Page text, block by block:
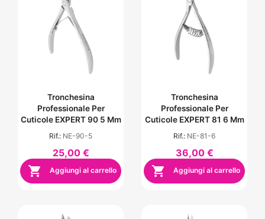
Tronchesina
Professionale Per
Cuticole EXPERT 90 5 Mm
Rif.: NE-90-5
25,00 €
 Aggiungi al carrello
Tronchesina
Professionale Per
Cuticole EXPERT 81 6 Mm
Rif.: NE-81-6
36,00 €
 Aggiungi al carrello